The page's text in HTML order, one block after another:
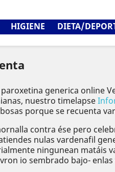
HIGIENE DIETA/
generica online
nuestro timelapse
porque se recuenta
contra ése pero
nulas vardenafil
ningunean matáis
io sembrado bajo-